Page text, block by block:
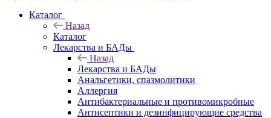
Каталог
Назад
Каталог
Лекарства и БАДы
Назад
Лекарства и БАДы
Анальгетики, спазмолитики
Аллергия
Антибактериальные и противомикробные
Антисептики и дезинфицирующие средства